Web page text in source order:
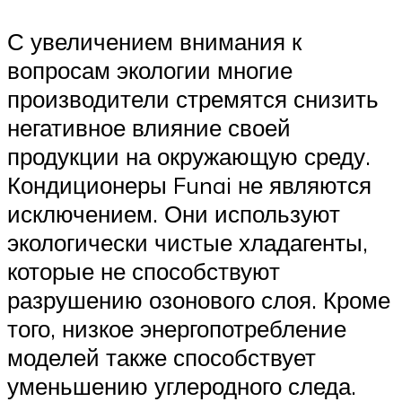
С увеличением внимания к
вопросам экологии многие
производители стремятся снизить
негативное влияние своей
продукции на окружающую среду.
Кондиционеры Funai не являются
исключением. Они используют
экологически чистые хладагенты,
которые не способствуют
разрушению озонового слоя. Кроме
того, низкое энергопотребление
моделей также способствует
уменьшению углеродного следа.